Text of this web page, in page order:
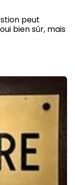
peut
bien sûr, mais